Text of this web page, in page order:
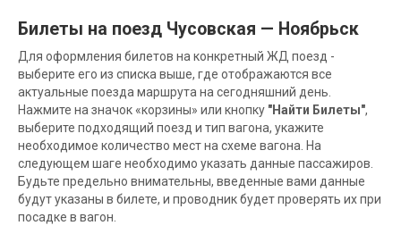
Билеты на поезд Чусовская — Ноябрьск
Для оформления билетов на конкретный ЖД поезд -
выберите его из списка выше, где отображаются все
актуальные поезда маршрута на сегодняшний день.
Нажмите на значок «корзины» или кнопку "Найти Билеты",
выберите подходящий поезд и тип вагона, укажите
необходимое количество мест на схеме вагона. На
следующем шаге необходимо указать данные пассажиров.
Будьте предельно внимательны, введенные вами данные
будут указаны в билете, и проводник будет проверять их при
посадке в вагон.